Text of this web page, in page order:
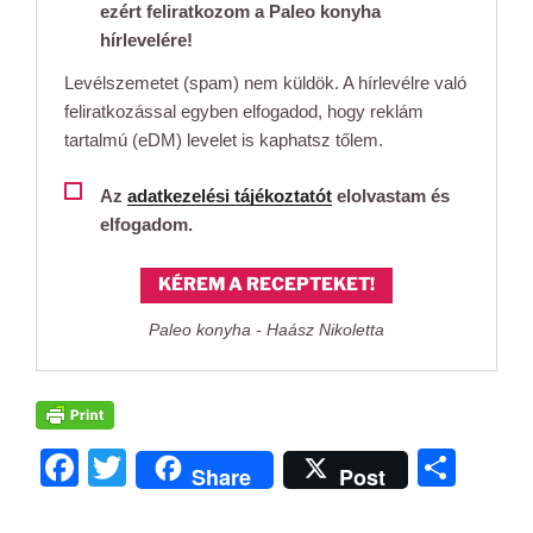
ezért feliratkozom a Paleo konyha
hírlevelére!
Levélszemetet (spam) nem küldök. A hírlevélre való
feliratkozással egyben elfogadod, hogy reklám
tartalmú (eDM) levelet is kaphatsz tőlem.
Az adatkezelési tájékoztatótelolvastam és
elfogadom.
KÉREM A RECEPTEKET!
Paleo konyha - Haász Nikoletta
F
T
w
Share Post